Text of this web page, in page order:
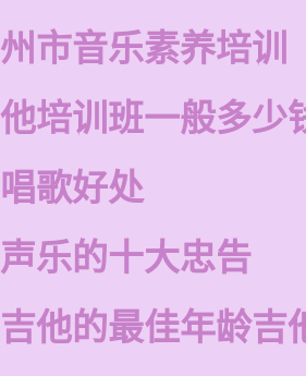
市音乐素养培训
培训班一般多少
歌好处
乐的十大忠告
他的最佳年龄吉